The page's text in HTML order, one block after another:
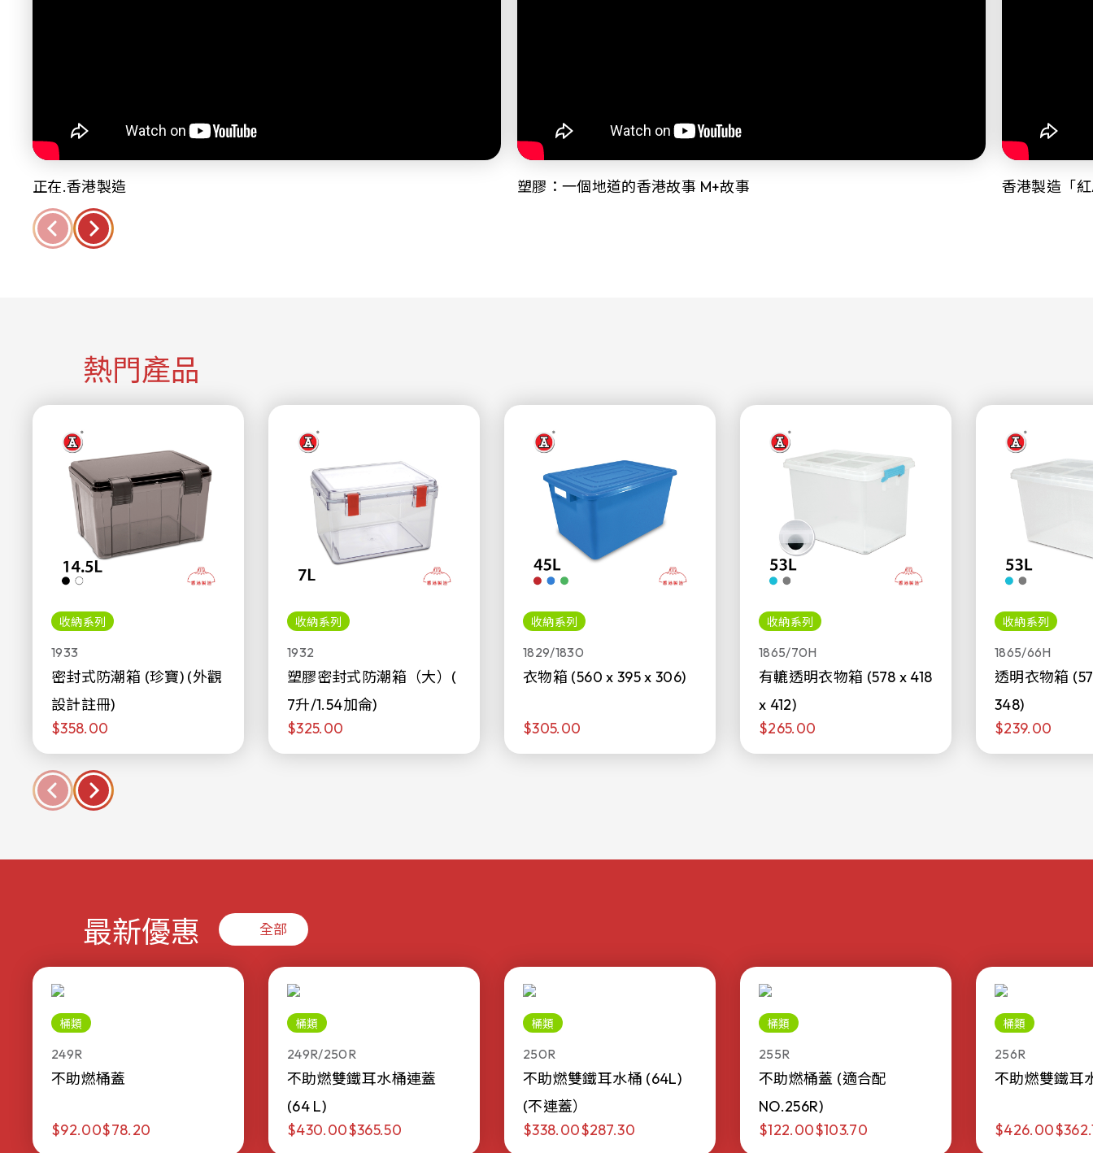
正在.香港製造 塑膠：一個地道的香港故事 M+故事 香港製造「
熱門產品
收納系列
1933
密封式防潮箱 (珍寶) (外觀
設計註冊)
$358.00
收納系列
1932
塑膠密封式防潮箱（大）(
7升/1.54加侖)
$325.00
收納系列
1829/1830
衣物箱 (560 x 395 x 306)
$305.00
收納系列
1865/70H
有轆透明衣物箱 (578 x 418
x 412)
$265.00
收納系列
1865/66H
透明衣物箱
348)
$239.00
最新優惠 全部
桶類
249R
不助燃桶蓋
$92.00$78.20
桶類
249R/250R
不助燃雙鐵耳水桶連蓋
(64 L)
$430.00$365.50
桶類
250R
不助燃雙鐵耳水桶 (64L)
(不連蓋）
$338.00$287.30
桶類
255R
不助燃桶蓋 (適合配
NO.256R)
$122.00$103.70
桶類
256R
不助燃雙鐵耳
$426.00